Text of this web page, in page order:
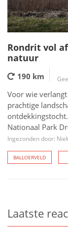
Rondrit vol
natuur
190 km
Voor wie
prachtige
Nationaal Park
Ingezonden door:
BALLOERVELD
Laatste